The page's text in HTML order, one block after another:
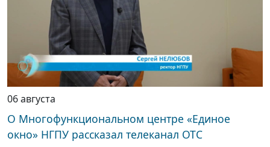
06 августа
О Многофункциональном центре «Единое
окно» НГПУ рассказал телеканал ОТС